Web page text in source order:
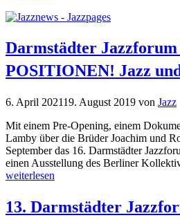
Darmstädter Jazzforum
POSITIONEN! Jazz
6. April 202119. August 2019 von Jazz
Mit einem Pre-Opening, einem
Lamby über die Brüder Joachim und
September das 16. Darmstädter
einen Ausstellung des Berliner
weiterlesen
13. Darmstädter